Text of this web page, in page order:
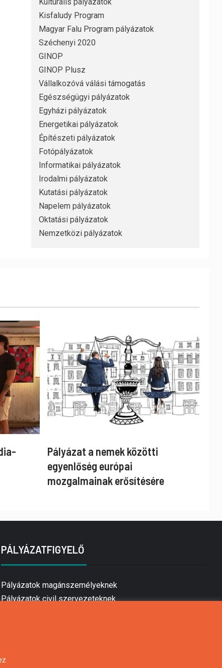
Kisfaludy Program
Magyar Falu Program pályázatok
Széchenyi 2020
GINOP
GINOP Plusz
Vállalkozóvá válási támogatás
Egészségügyi pályázatok
Egyházi pályázatok
Energetikai pályázatok
Építészeti pályázatok
Fotópályázatok
Informatikai pályázatok
Irodalmi pályázatok
Kutatási pályázatok
Napelem pályázatok
Oktatási pályázatok
Nemzetközi pályázatok
Pályázat a nemek közötti
egyenlőség európai
mozgalmainak erősítésére
PÁLYÁZATFIGYELŐ
Pályázatok magánszemélyeknek
Pályázatok civil szervezeteknek